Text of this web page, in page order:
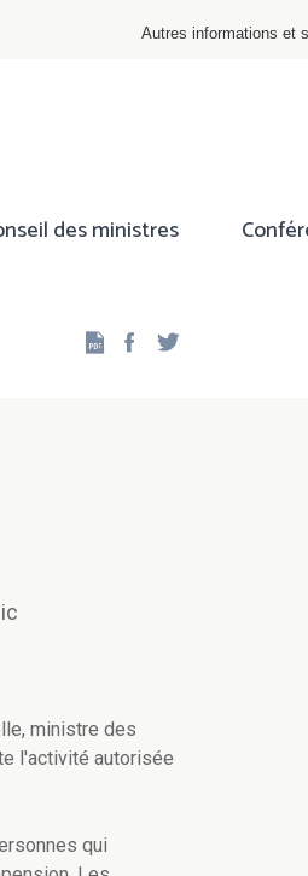
Autres informations et
des ministres
Facebook
ministre des
l'activité autorisée
qui